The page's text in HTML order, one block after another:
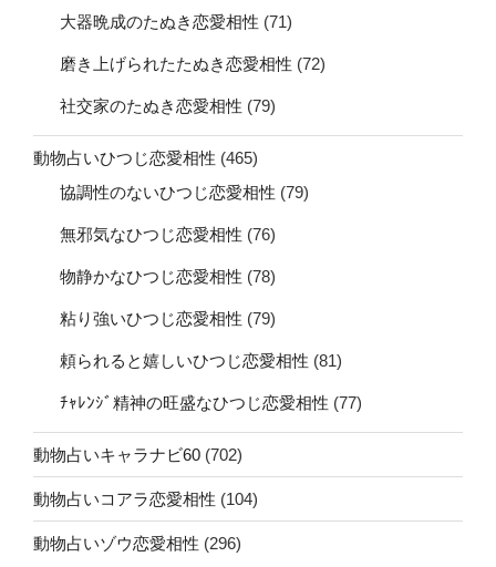
大器晩成のたぬき恋愛相性 (71)
磨き上げられたたぬき恋愛相性 (72)
社交家のたぬき恋愛相性 (79)
動物占いひつじ恋愛相性 (465)
協調性のないひつじ恋愛相性 (79)
無邪気なひつじ恋愛相性 (76)
物静かなひつじ恋愛相性 (78)
粘り強いひつじ恋愛相性 (79)
頼られると嬉しいひつじ恋愛相性 (81)
ﾁｬﾚﾝｼﾞ精神の旺盛なひつじ恋愛相性 (77)
動物占いキャラナビ60 (702)
動物占いコアラ恋愛相性 (104)
動物占いゾウ恋愛相性 (296)